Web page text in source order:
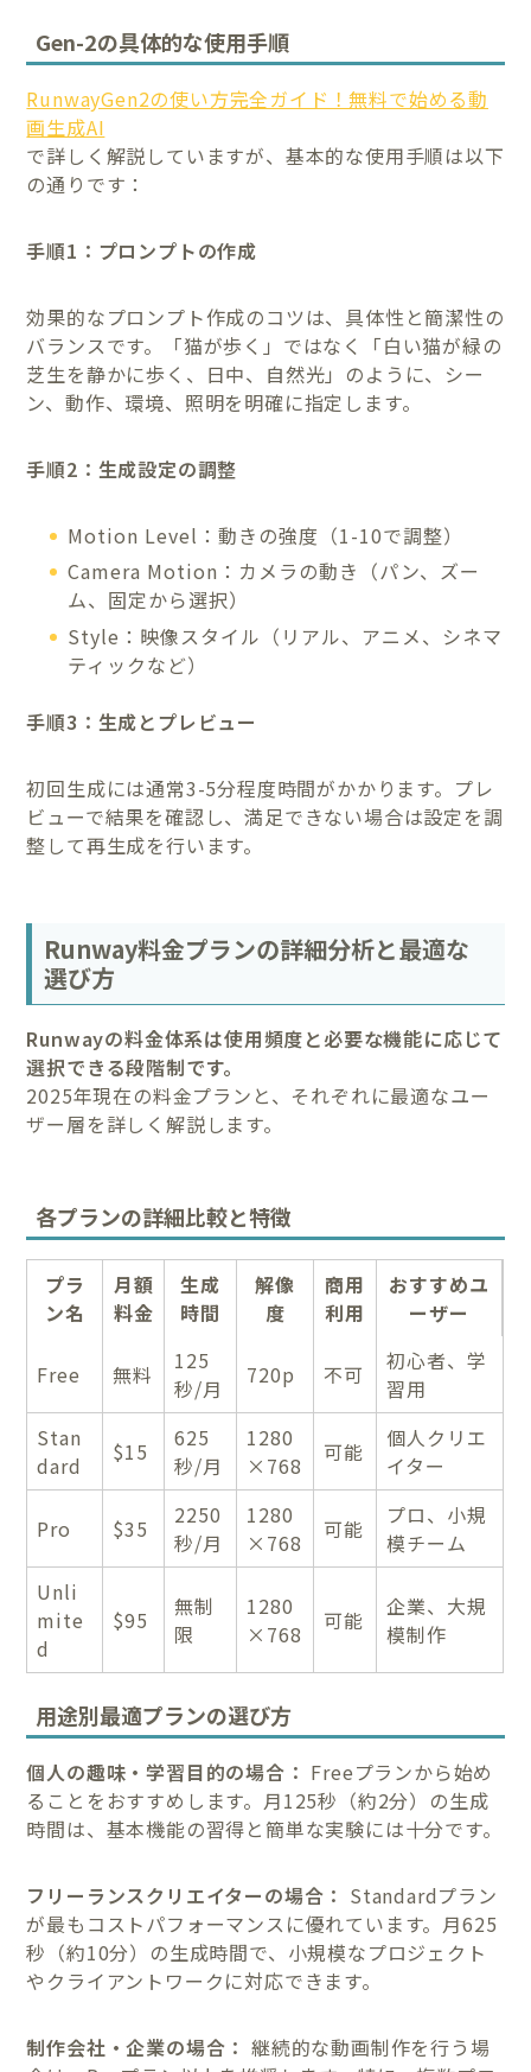
Gen-2の具体的な使用手順
RunwayGen2の使い方完全ガイド！無料で始める動
画生成AI
で詳しく解説していますが、基本的な使用手順は以下
の通りです：
手順1：プロンプトの作成
効果的なプロンプト作成のコツは、具体性と簡潔性の
バランスです。「猫が歩く」ではなく「白い猫が緑の
芝生を静かに歩く、日中、自然光」のように、シー
ン、動作、環境、照明を明確に指定します。
手順2：生成設定の調整
Motion Level：動きの強度（1-10で調整）
Camera Motion：カメラの動き（パン、ズー
ム、固定から選択）
Style：映像スタイル（リアル、アニメ、シネマ
ティックなど）
手順3：生成とプレビュー
初回生成には通常3-5分程度時間がかかります。プレ
ビューで結果を確認し、満足できない場合は設定を調
整して再生成を行います。
Runway料金プランの詳細分析と最適な
選び方
Runwayの料金体系は使用頻度と必要な機能に応じて
選択できる段階制です。
2025年現在の料金プランと、それぞれに最適なユー
ザー層を詳しく解説します。
各プランの詳細比較と特徴
プラ
ン名
月額
料金
生成
時間
解像
度
商用
利用
おすすめユ
ーザー
Free 無料
125
秒/月
720p 不可
初心者、学
習用
Stan
dard
$15
625
秒/月
1280
×768
可能
個人クリエ
イター
Pro $35
2250
秒/月
1280
×768
可能
プロ、小規
模チーム
Unli
mite
d
$95
無制
限
1280
×768
可能
企業、大規
模制作
用途別最適プランの選び方
個人の趣味・学習目的の場合： Freeプランから始め
ることをおすすめします。月125秒（約2分）の生成
時間は、基本機能の習得と簡単な実験には十分です。
フリーランスクリエイターの場合： Standardプラン
が最もコストパフォーマンスに優れています。月625
秒（約10分）の生成時間で、小規模なプロジェクト
やクライアントワークに対応できます。
制作会社・企業の場合： 継続的な動画制作を行う場